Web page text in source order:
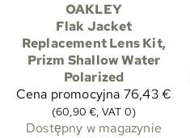
OAKLEY
Flak Jacket
Replacement Lens Kit,
Prizm Shallow Water
Polarized
Cena promocyjna 76,43 €
(60,90 €, VAT 0)
Dostępny w magazynie